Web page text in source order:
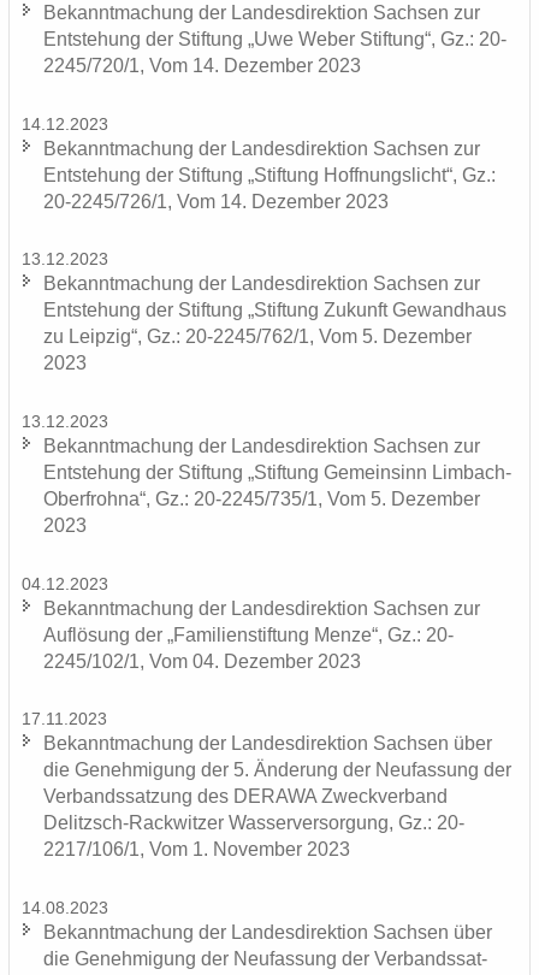
Be­kannt­ma­chung der Lan­des­di­rek­ti­on Sach­sen zur
Ent­ste­hung der Stif­tung „Uwe Weber Stif­tung“, Gz.: 20-
2245/720/1, Vom 14. De­zem­ber 2023
14.12.2023
Be­kannt­ma­chung der Lan­des­di­rek­ti­on Sach­sen zur
Ent­ste­hung der Stif­tung „Stif­tung Hoff­nungs­licht“, Gz.:
20-2245/726/1, Vom 14. De­zem­ber 2023
13.12.2023
Be­kannt­ma­chung der Lan­des­di­rek­ti­on Sach­sen zur
Ent­ste­hung der Stif­tung „Stif­tung Zu­kunft Ge­wand­haus
zu Leip­zig“, Gz.: 20-2245/762/1, Vom 5. De­zem­ber
2023
13.12.2023
Be­kannt­ma­chung der Lan­des­di­rek­ti­on Sach­sen zur
Ent­ste­hung der Stif­tung „Stif­tung Ge­mein­sinn Limbach-​
Oberfrohna“, Gz.: 20-2245/735/1, Vom 5. De­zem­ber
2023
04.12.2023
Be­kannt­ma­chung der Lan­des­di­rek­ti­on Sach­sen zur
Auf­lö­sung der „Fa­mi­li­en­stif­tung Menze“, Gz.: 20-
2245/102/1, Vom 04. De­zem­ber 2023
17.11.2023
Be­kannt­ma­chung der Lan­des­di­rek­ti­on Sach­sen über
die Ge­neh­mi­gung der 5. Än­de­rung der Neu­fas­sung der
Ver­bands­sat­zung des DERA­WA Zweck­ver­band
Delitzsch-​Rackwitzer Was­ser­ver­sor­gung, Gz.: 20-
2217/106/1, Vom 1. No­vem­ber 2023
14.08.2023
Be­kannt­ma­chung der Lan­des­di­rek­ti­on Sach­sen über
die Ge­neh­mi­gung der Neu­fas­sung der Ver­bands­sat­